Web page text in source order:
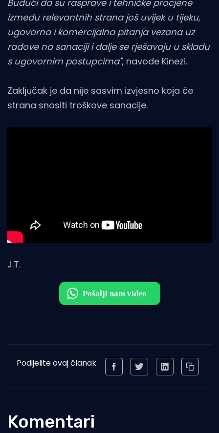
Budući da su rasprave i tehničke procjene
između relevantnih strana još uvijek u tijeku,
ugovorna i komercijalna pitanja vezana uz
radove na sanaciji i dalje se rješavaju u skladu
s ugovornim postupcima", navode Kinezi.
Zaključak je da nije sasvim izvjesno koja će
strana snositi troškove sanacije.
J.T.
Podijelite ovaj članak
Komentari